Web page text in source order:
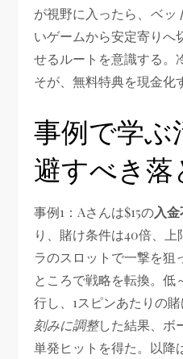
が視野に入ったら、 ベッ
いゲームから安定寄りへ
せるルートを意識する。
そが、無料特典を現金化
事例で学ぶ
避すべき落
事例1：Aさんは$15の入
り、賭け条件は40倍、
ラのスロットで一撃を狙
ところで戦略を転換。低
行し、1スピンあたりの
刻みに調整した結果、ボ
単発ヒットを得た。以降